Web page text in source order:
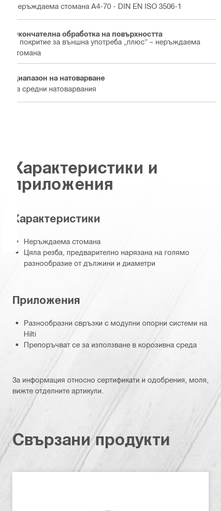
Неръждаема стомана A4-70 - DIN EN ISO 3506-1
Окончателна обработка на повърхността
С покритие за външна употреба „плюс“ – неръждаема
стомана
Диапазон на натоварване
За средни натоварвания
Характеристики и
приложения
Характеристики
Неръждаема стомана
Цяла резба, предварително нарязана на голямо
разнообразие от дължини и диаметри
Приложения
Разнообразни свръзки с модулни опорни системи на
Hilti
Препоръчват се за използване в корозивна среда
За информация относно сертификати и одобрения, моля,
вижте отделните артикули.
Свързани продукти